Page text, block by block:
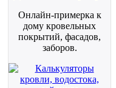
Онлайн-примерка к
дому кровельных
покрытий, фасадов,
заборов.